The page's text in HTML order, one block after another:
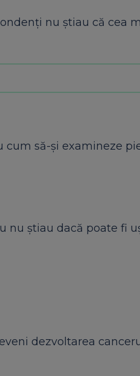
nu ştiau că cea
să-şi examineze
nu ştiau dacă poate fi
dezvoltarea